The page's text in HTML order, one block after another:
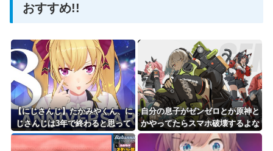
Powered by livedoor 相互RSS
おすすめ!!
【にじさんじ】たかみやくん、に
じさんじは3年で終わると思って
いた『種までの全員そう思ってた
やろ』【8周年】
自分の息子がゼンゼロとか原神と
かやってたらスマホ破壊するよな